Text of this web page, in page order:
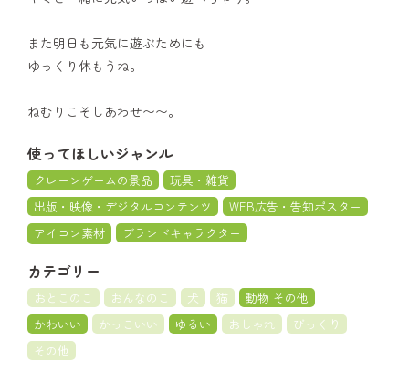
また明日も元気に遊ぶためにも
ゆっくり休もうね。
ねむりこそしあわせ〜〜。
使ってほしいジャンル
クレーンゲームの景品
玩具・雑貨
出版・映像・デジタルコンテンツ
WEB広告・告知ポスター
アイコン素材
ブランドキャラクター
カテゴリー
おとこのこ おんなのこ 犬 猫
動物 その他
かわいい
かっこいい ゆるい おしゃれ
びっくり
その他